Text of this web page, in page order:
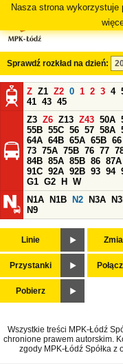
Nasza strona
Sprawdź rozkład na dzień:
Z Z1 Z2 0 1 2 3 4
41 43 45
Z3 Z6 Z13 Z43 50A
55B 55C 56 57 58A
64A 64B 65A 65B 66
73 75A 75B 76 77
84B 85A 85B 86 87A
91C 92A 92B 93 94
G1 G2 H
W
N1A
N1B N2 N3A
N9
Linie
Przystanki
Pobierz
Wszystkie treści MPK-Łódź
chronione prawem autorskim.
zgody MPK-Łódź Spółka z